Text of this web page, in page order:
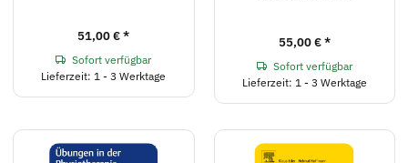
51,00 €*
Sofort verfügbar
Lieferzeit: 1 - 3 Werktage
55,00 €*
Sofort verfügbar
Lieferzeit: 1 - 3 Werktage